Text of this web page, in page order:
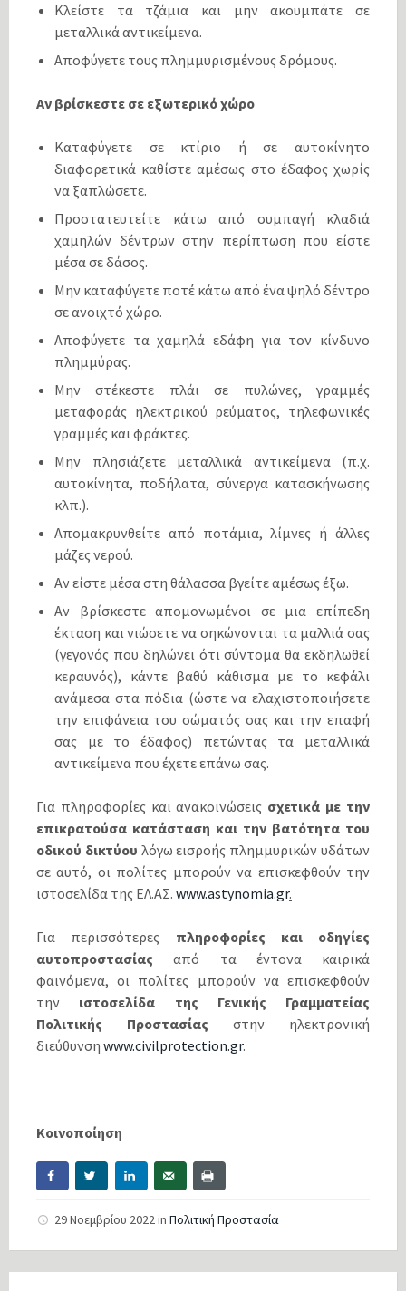
Κλείστε τα τζάμια και μην ακουμπάτε σε
μεταλλικά αντικείμενα.
Αποφύγετε τους πλημμυρισμένους δρόμους.
Αν βρίσκεστε σε εξωτερικό χώρο
Καταφύγετε σε κτίριο ή σε αυτοκίνητο
διαφορετικά καθίστε αμέσως στο έδαφος χωρίς
να ξαπλώσετε.
Προστατευτείτε κάτω από συμπαγή κλαδιά
χαμηλών δέντρων στην περίπτωση που είστε
μέσα σε δάσος.
Μην καταφύγετε ποτέ κάτω από ένα ψηλό δέντρο
σε ανοιχτό χώρο.
Αποφύγετε τα χαμηλά εδάφη για τον κίνδυνο
πλημμύρας.
Μην στέκεστε πλάι σε πυλώνες, γραμμές
μεταφοράς ηλεκτρικού ρεύματος, τηλεφωνικές
γραμμές και φράκτες.
Μην πλησιάζετε μεταλλικά αντικείμενα (π.χ.
αυτοκίνητα, ποδήλατα, σύνεργα κατασκήνωσης
κλπ.).
Απομακρυνθείτε από ποτάμια, λίμνες ή άλλες
μάζες νερού.
Αν είστε μέσα στη θάλασσα βγείτε αμέσως έξω.
Αν βρίσκεστε απομονωμένοι σε μια επίπεδη
έκταση και νιώσετε να σηκώνονται τα μαλλιά σας
(γεγονός που δηλώνει ότι σύντομα θα εκδηλωθεί
κεραυνός), κάντε βαθύ κάθισμα με το κεφάλι
ανάμεσα στα πόδια (ώστε να ελαχιστοποιήσετε
την επιφάνεια του σώματός σας και την επαφή
σας με το έδαφος) πετώντας τα μεταλλικά
αντικείμενα που έχετε επάνω σας.
Για πληροφορίες και ανακοινώσεις σχετικά με την
επικρατούσα κατάσταση και την βατότητα του
οδικού δικτύου λόγω εισροής πλημμυρικών υδάτων
σε αυτό, οι πολίτες μπορούν να επισκεφθούν την
ιστοσελίδα της ΕΛ.ΑΣ. www.astynomia.gr.
Για περισσότερες πληροφορίες και οδηγίες
αυτοπροστασίας από τα έντονα καιρικά
φαινόμενα, οι πολίτες μπορούν να επισκεφθούν
την ιστοσελίδα
της Γενικής Γραμματείας
Πολιτικής Προστασίας στην ηλεκτρονική
διεύθυνση www.civilprotection.gr.
Κοινοποίηση
29 Νοεμβρίου 2022in Πολιτική Προστασία